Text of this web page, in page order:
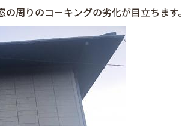
周りのコーキングの劣化が目立ちます。